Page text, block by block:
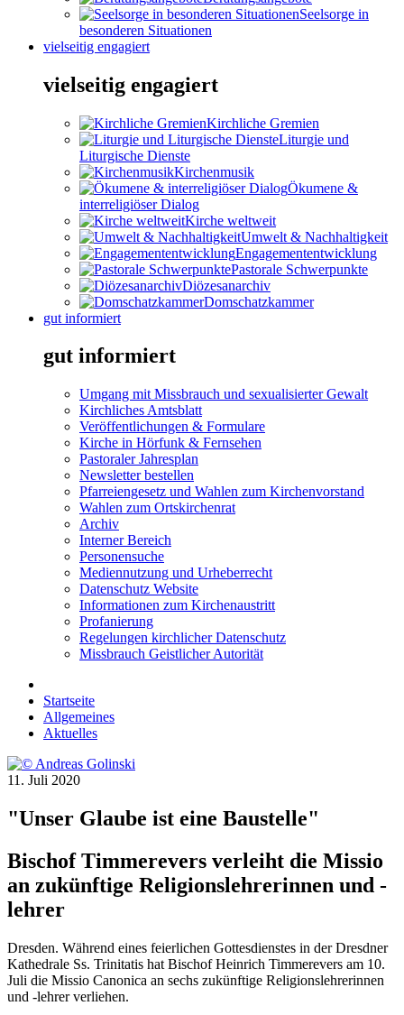
Seelsorge in
besonderen Situationen
vielseitig engagiert
vielseitig engagiert
Kirchliche Gremien
Liturgie und
Liturgische Dienste
Kirchenmusik
Ökumene &
interreligiöser Dialog
Kirche weltweit
Umwelt & Nachhaltigkeit
Engagemententwicklung
Pastorale Schwerpunkte
Diözesanarchiv
Domschatzkammer
gut informiert
gut informiert
Umgang mit Missbrauch und sexualisierter Gewalt
Kirchliches Amtsblatt
Veröffentlichungen & Formulare
Kirche in Hörfunk & Fernsehen
Pastoraler Jahresplan
Newsletter bestellen
Pfarreiengesetz und Wahlen zum Kirchenvorstand
Wahlen zum Ortskirchenrat
Archiv
Interner Bereich
Personensuche
Mediennutzung und Urheberrecht
Datenschutz Website
Informationen zum Kirchenaustritt
Profanierung
Regelungen kirchlicher Datenschutz
Missbrauch Geistlicher Autorität
Startseite
Allgemeines
Aktuelles
11. Juli 2020
"Unser Glaube ist eine Baustelle"
Bischof Timmerevers verleiht die Missio
an zukünftige Religionslehrerinnen und -
lehrer
Dresden. Während eines feierlichen Gottesdienstes in der Dresdner
Kathedrale Ss. Trinitatis hat Bischof Heinrich Timmerevers am 10.
Juli die Missio Canonica an sechs zukünftige Religionslehrerinnen
und -lehrer verliehen.